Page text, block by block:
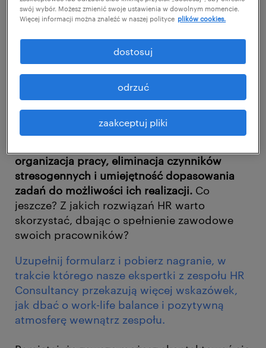
życiem prywatnym. To ważne, bowiem work-
aspektów, na który zwracają uwagę
kandydaci podczas wyboru pracodawcy. 23%
Polaków wskazuje ten czynnik jako element,
który – w ich przypadku – przesadził o
W zapewnieniu równowagi między pracą a
organizacja pracy, eliminacja czynników
stresogennych i umiejętność dopasowania
zadań do możliwości ich realizacji. Co
jeszcze? Z jakich rozwiązań HR warto
skorzystać, dbając o spełnienie zawodowe
swoich pracowników?
Uzupełnij formularz i pobierz nagranie, w
trakcie którego nasze ekspertki z zespołu HR
Consultancy przekazują więcej wskazówek,
jak dbać o work-life balance i pozytywną
atmosferę wewnątrz zespołu.
swój wybór. Możesz zmienić swoje ustawienia w dowolnym momencie.
Więcej informacji można znaleźć w naszej polityce plików cookies.
zaakceptuj pliki
odrzuć
dostosuj